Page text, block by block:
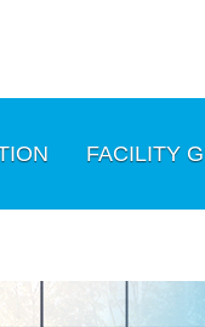
FACILITY